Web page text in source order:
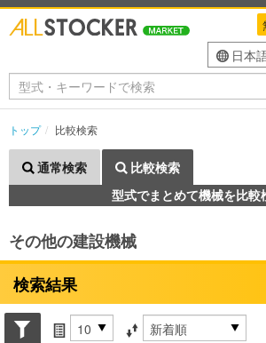
日本
トップ 比較検索
通常検索
比較検索
型式でまとめて機械を比較
その他の建設機械
検索結果
Search conditions
件数 並び替え条件